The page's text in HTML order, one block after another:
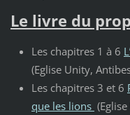
Le livre du
Les chapitres 1 à 6
(Eglise Unity,
Les chapitres 3 et 6
que les lions